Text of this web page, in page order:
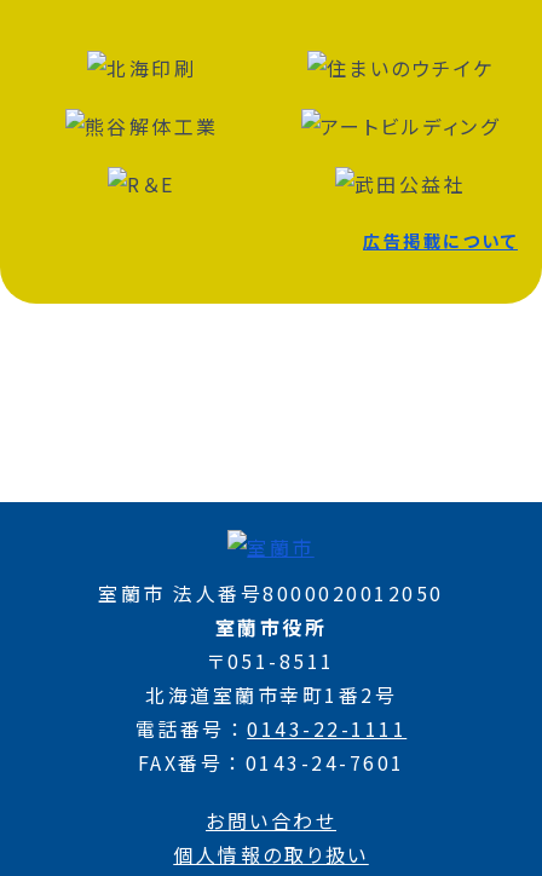
広告掲載について
室蘭市 法人番号8000020012050
室蘭市役所
〒051-8511
北海道室蘭市幸町1番2号
電話番号
0143-22-1111
FAX番号
0143-24-7601
お問い合わせ
個人情報の取り扱い